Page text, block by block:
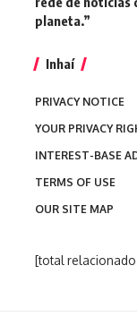
planeta.”
Inhaí
PRIVACY NOTICE
YOUR PRIVACY
INTEREST-BASE
TERMS OF USE
OUR SITE MAP
[total